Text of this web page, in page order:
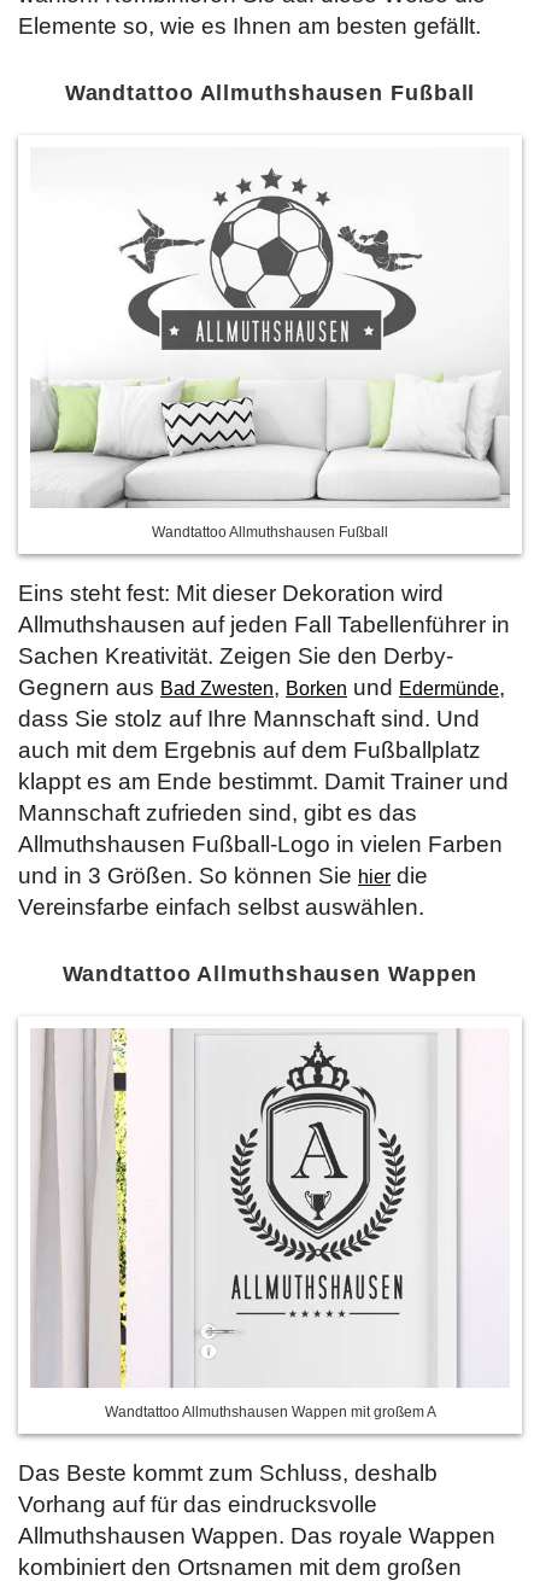
Elemente so, wie es Ihnen am besten gefällt.
Wandtattoo Allmuthshausen Fußball
Wandtattoo Allmuthshausen Fußball
Eins steht fest: Mit dieser Dekoration wird
Allmuthshausen auf jeden Fall Tabellenführer in
Sachen Kreativität. Zeigen Sie den Derby-
Gegnern aus Bad Zwesten, Borken und Edermünde,
dass Sie stolz auf Ihre Mannschaft sind. Und
auch mit dem Ergebnis auf dem Fußballplatz
klappt es am Ende bestimmt. Damit Trainer und
Mannschaft zufrieden sind, gibt es das
Allmuthshausen Fußball-Logo in vielen Farben
und in 3 Größen. So können Sie hier die
Vereinsfarbe einfach selbst auswählen.
Wandtattoo Allmuthshausen Wappen
Wandtattoo Allmuthshausen Wappen mit großem A
Das Beste kommt zum Schluss, deshalb
Vorhang auf für das eindrucksvolle
Allmuthshausen Wappen. Das royale Wappen
kombiniert den Ortsnamen mit dem großen